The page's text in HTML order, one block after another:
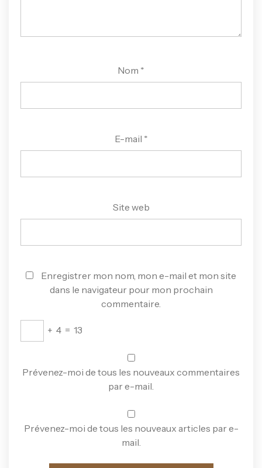
Nom *
E-mail *
Site web
Enregistrer mon nom, mon e-mail et mon site
dans le navigateur pour mon prochain
commentaire.
+ 4 = 13
Prévenez-moi de tous les nouveaux commentaires
par e-mail.
Prévenez-moi de tous les nouveaux articles par e-
mail.